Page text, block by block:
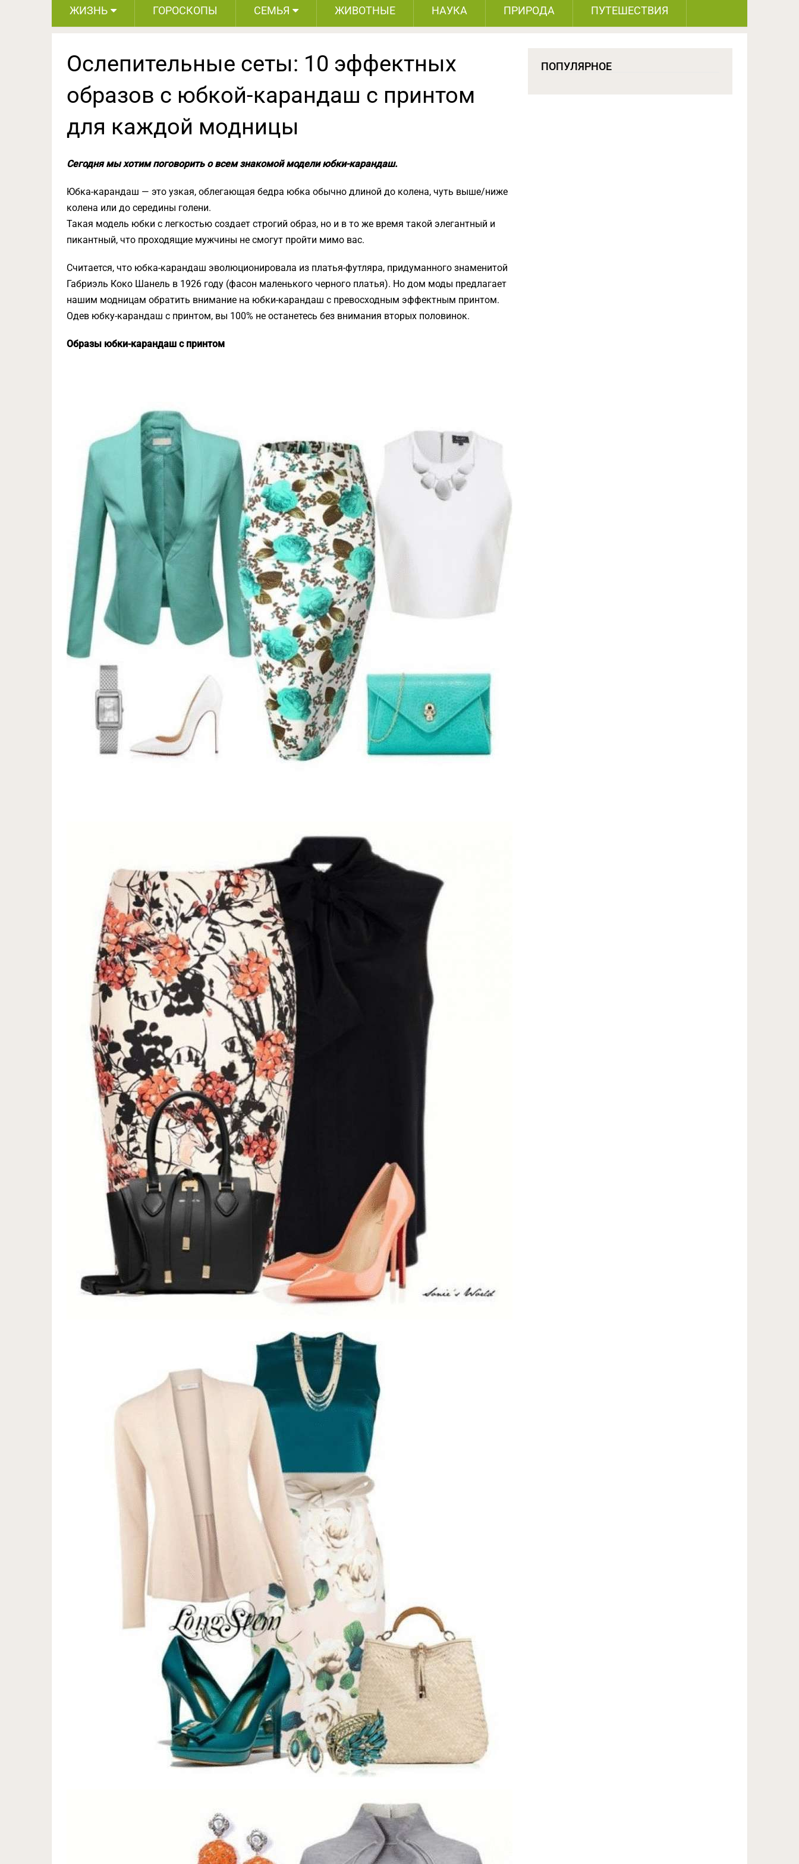
ЖИЗНЬ ГОРОСКОПЫ СЕМЬЯ ЖИВОТНЫЕ НАУКА ПРИРОДА ПУТЕШЕСТВИЯ
Ослепительные сеты: 10 эффектных
образов с юбкой-карандаш с принтом
для каждой модницы
Сегодня мы хотим поговорить о всем знакомой модели юбки-карандаш.
Юбка-карандаш — это узкая, облегающая бедра юбка обычно длиной до колена, чуть выше/ниже
колена или до середины голени.
Такая модель юбки с легкостью создает строгий образ, но и в то же время такой элегантный и
пикантный, что проходящие мужчины не смогут пройти мимо вас.
Считается, что юбка-карандаш эволюционировала из платья-футляра, придуманного знаменитой
Габриэль Коко Шанель в 1926 году (фасон маленького черного платья). Но дом моды предлагает
нашим модницам обратить внимание на юбки-карандаш с превосходным эффектным принтом.
Одев юбку-карандаш с принтом, вы 100% не останетесь без внимания вторых половинок.
Образы юбки-карандаш с принтом
ПОПУЛЯРНОЕ